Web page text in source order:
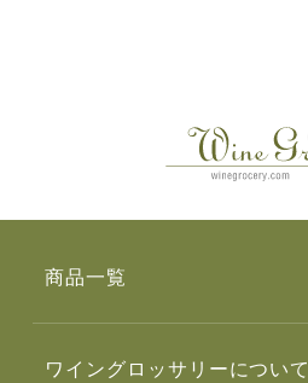
商品一覧
ワイングロッサリーについて